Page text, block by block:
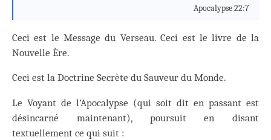
Apocalypse 22:7
Ceci est le Message du Verseau. Ceci est le livre de la
Nouvelle Ère.
Ceci est la Doctrine Secrète du Sauveur du Monde.
Le Voyant de l’Apocalypse (qui soit dit en passant est
désincarné maintenant), poursuit en disant
textuellement ce qui suit :